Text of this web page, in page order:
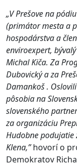
„V Prešove na
(primátor mesta a
hospodárstva a
enviroexpert,
Michal Kiča. Za
Dubovický a za
Damankoš .
pôsobia na
slovenského
za organizáciu
Hudobne podujatie
Klena,”hovorí o
Demokratov